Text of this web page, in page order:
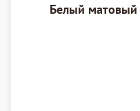
Белый матовый